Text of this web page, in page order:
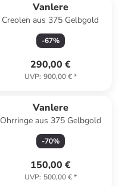
Vanlere
Creolen aus 375 Gelbgold
-67%
290,00 €
UVP: 900,00 €*
Vanlere
Ohrringe aus 375 Gelbgold
-70%
150,00 €
UVP: 500,00 €*